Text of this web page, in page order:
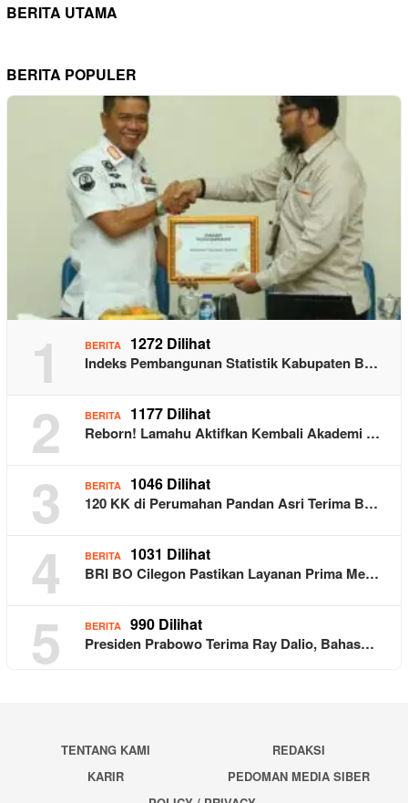
BERITA UTAMA
BERITA POPULER
1 BERITA 1272 Dilihat
Indeks Pembangunan Statistik Kabupaten B…
2 BERITA 1177 Dilihat
Reborn! Lamahu Aktifkan Kembali Akademi …
3 BERITA 1046 Dilihat
120 KK di Perumahan Pandan Asri Terima B…
4 BERITA 1031 Dilihat
BRI BO Cilegon Pastikan Layanan Prima Me…
5 BERITA 990 Dilihat
Presiden Prabowo Terima Ray Dalio, Bahas…
TENTANG KAMI
REDAKSI
KARIR
PEDOMAN MEDIA SIBER